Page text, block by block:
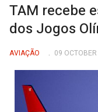
TAM recebe
dos Jogos
AVIAÇÃO 09